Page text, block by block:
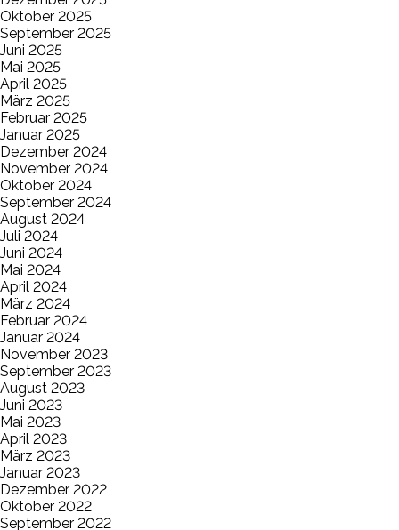
Oktober 2025
September 2025
Juni 2025
Mai 2025
April 2025
März 2025
Februar 2025
Januar 2025
Dezember 2024
November 2024
Oktober 2024
September 2024
August 2024
Juli 2024
Juni 2024
Mai 2024
April 2024
März 2024
Februar 2024
Januar 2024
November 2023
September 2023
August 2023
Juni 2023
Mai 2023
April 2023
März 2023
Januar 2023
Dezember 2022
Oktober 2022
September 2022